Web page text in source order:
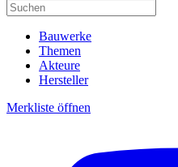
Bauwerke
Themen
Akteure
Hersteller
Merkliste öffnen